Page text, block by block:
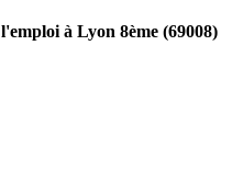
à Lyon 8ème (69008)